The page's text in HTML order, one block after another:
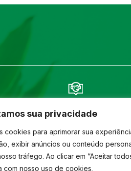
sua privacidade
cookies para aprimorar sua
exibir anúncios ou conteúdo
tráfego. Ao clicar em “Aceitar
com nosso uso de cookies.
(33) 3261-1586